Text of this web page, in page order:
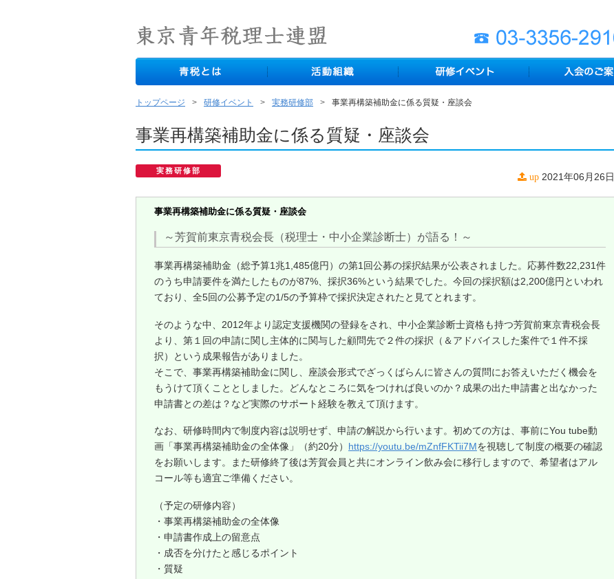
トップページ 研修イベント 実務研修部 事業再構築補助金に係る質疑・座談会
事業再構築補助金に係る質疑・座談会
実務研修部
up 2021年06月26日
事業再構築補助金に係る質疑・座談会
～芳賀前東京青税会長（税理士・中小企業診断士）が語る！～
事業再構築補助金（総予算1兆1,485億円）の第1回公募の採択結果が公表されました。応募件数22,231件
のうち申請要件を満たしたものが87%、採択36%という結果でした。今回の採択額は2,200億円といわれ
ており、全5回の公募予定の1/5の予算枠で採択決定されたと見てとれます。
そのような中、2012年より認定支援機関の登録をされ、中小企業診断士資格も持つ芳賀前東京青税会長
より、第１回の申請に関し主体的に関与した顧問先で２件の採択（＆アドバイスした案件で１件不採
択）という成果報告がありました。
そこで、事業再構築補助金に関し、座談会形式でざっくばらんに皆さんの質問にお答えいただく機会を
もうけて頂くこととしました。どんなところに気をつければ良いのか？成果の出た申請書と出なかった
申請書との差は？など実際のサポート経験を教えて頂けます。
なお、研修時間内で制度内容は説明せず、申請の解説から行います。初めての方は、事前にYou tube動
画「事業再構築補助金の全体像」（約20分） https://youtu.be/mZnfFKTii7Mを視聴して制度の概要の確認
をお願いします。また研修終了後は芳賀会員と共にオンライン飲み会に移行しますので、希望者はアル
コール等も適宜ご準備ください。
（予定の研修内容）
・事業再構築補助金の全体像
・申請書作成上の留意点
・成否を分けたと感じるポイント
・質疑